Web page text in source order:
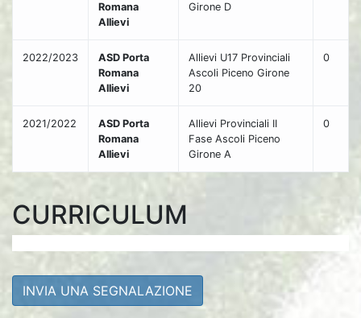
Romana
Allievi
Girone D
2022/2023
ASD Porta
Romana
Allievi
Allievi U17 Provinciali
Ascoli Piceno Girone
20
0
2021/2022
ASD Porta
Romana
Allievi
Allievi Provinciali II
Fase Ascoli Piceno
Girone A
0
CURRICULUM
INVIA UNA SEGNALAZIONE